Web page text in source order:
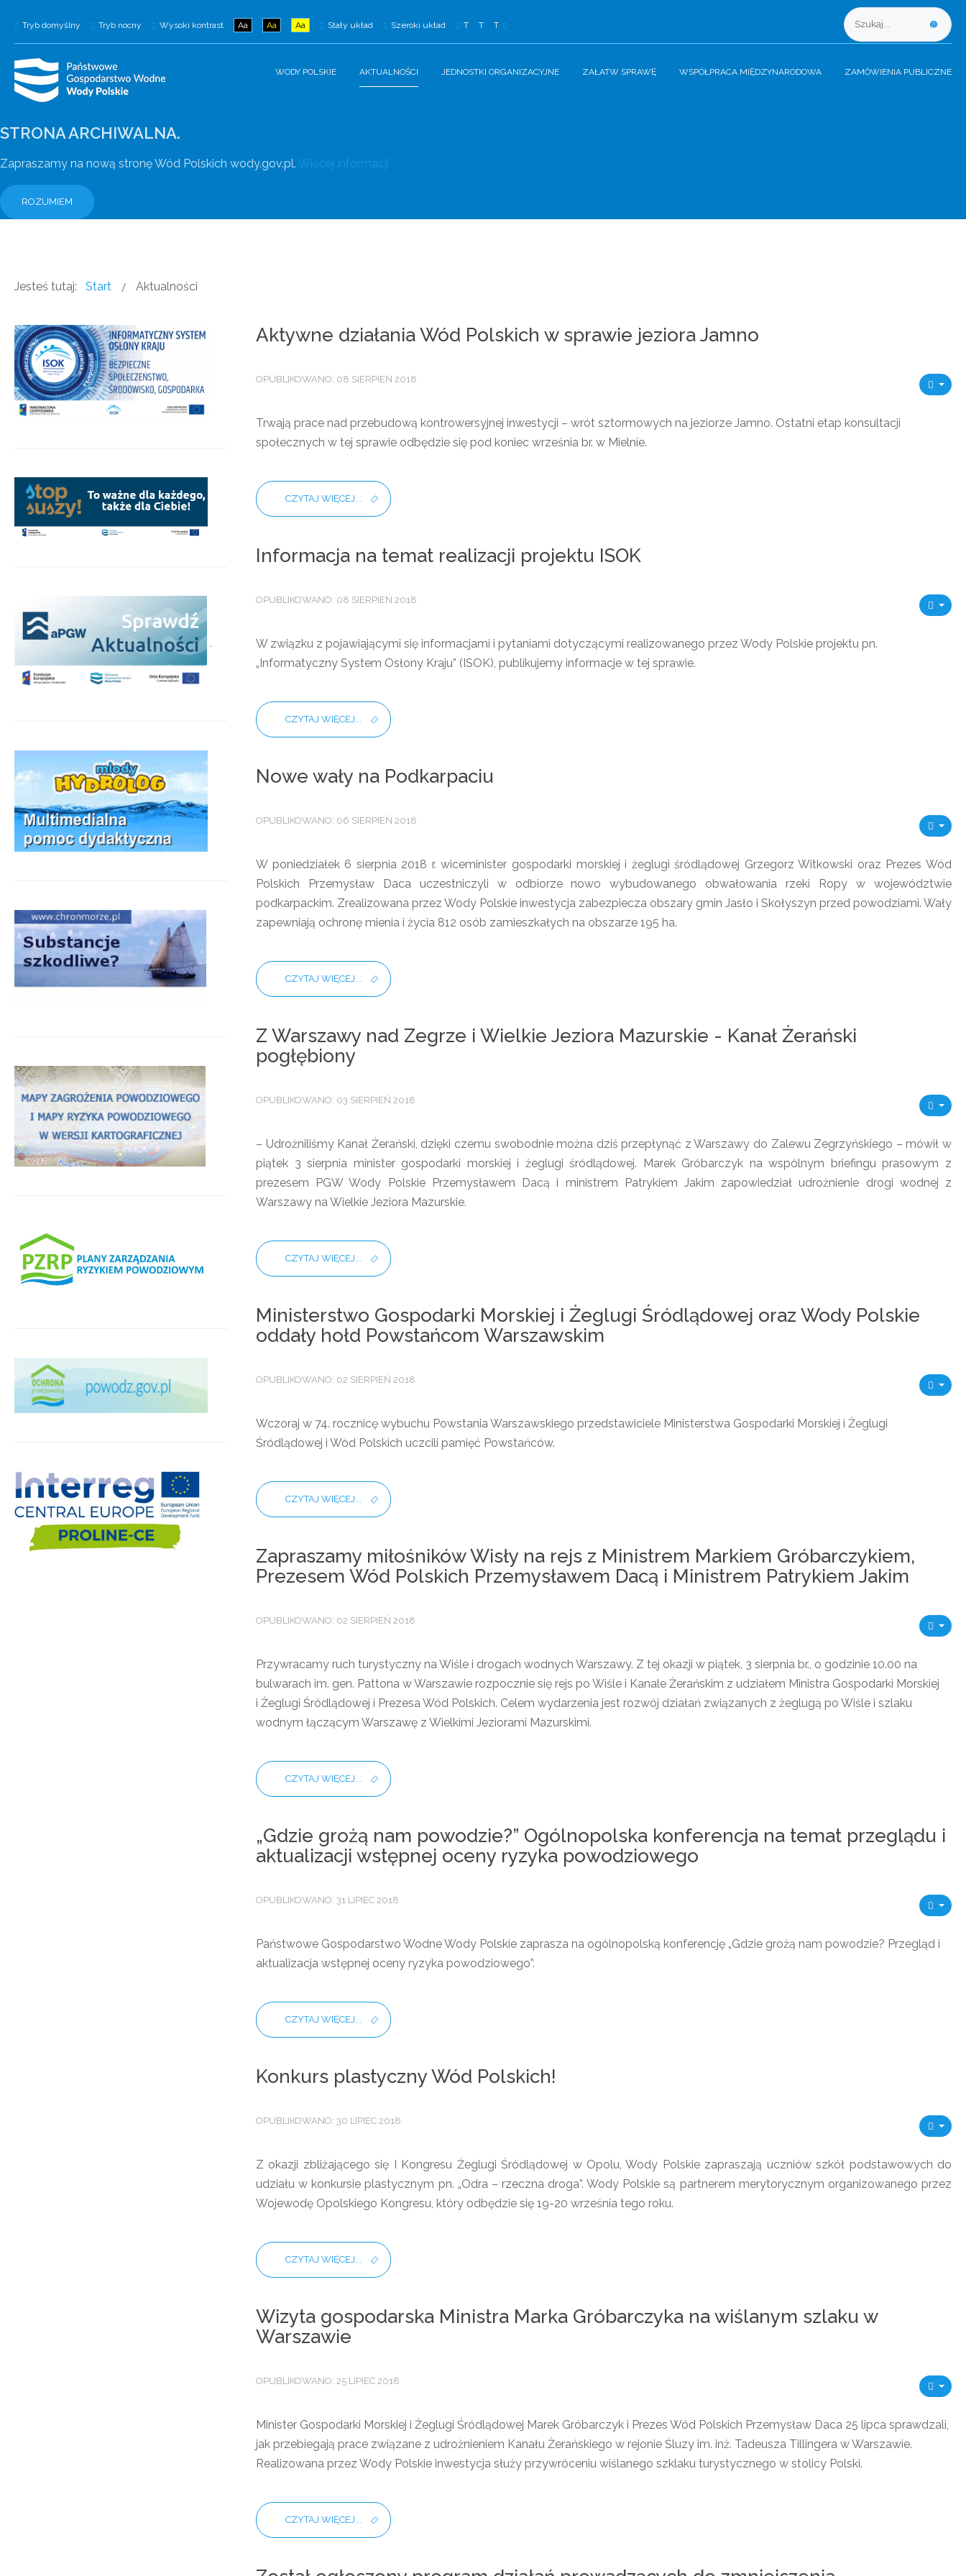
Tryb domyślny Tryb nocny Wysoki kontrast Aa Aa Aa Stały układ Szeroki układ T T T
WODY POLSKIE AKTUALNOŚCI JEDNOSTKI ORGANIZACYJNE ZAŁATW SPRAWĘ WSPÓŁPRACA MIĘDZYNARODOWA ZAMÓWIENIA PUBLICZNE
STRONA ARCHIWALNA.
Zapraszamy na nową stronę Wód Polskich wody.gov.pl. Więcej informacji
ROZUMIEM
Jesteś tutaj: Start Aktualności
Aktywne działania Wód Polskich w sprawie jeziora Jamno
OPUBLIKOWANO: 08 SIERPIEŃ 2018
Trwają prace nad przebudową kontrowersyjnej inwestycji – wrót sztormowych na jeziorze Jamno. Ostatni etap konsultacji
społecznych w tej sprawie odbędzie się pod koniec września br. w Mielnie.
CZYTAJ WIĘCEJ...
Informacja na temat realizacji projektu ISOK
OPUBLIKOWANO: 08 SIERPIEŃ 2018
W związku z pojawiającymi się informacjami i pytaniami dotyczącymi realizowanego przez Wody Polskie projektu pn.
„Informatyczny System Osłony Kraju” (ISOK), publikujemy informacje w tej sprawie.
CZYTAJ WIĘCEJ...
Nowe wały na Podkarpaciu
OPUBLIKOWANO: 06 SIERPIEŃ 2018
W poniedziałek 6 sierpnia 2018 r. wiceminister gospodarki morskiej i żeglugi śródlądowej Grzegorz Witkowski oraz Prezes Wód
Polskich Przemysław Daca uczestniczyli w odbiorze nowo wybudowanego obwałowania rzeki Ropy w województwie
podkarpackim. Zrealizowana przez Wody Polskie inwestycja zabezpiecza obszary gmin Jasło i Skołyszyn przed powodziami. Wały
zapewniają ochronę mienia i życia 812 osób zamieszkałych na obszarze 195 ha.
CZYTAJ WIĘCEJ...
Z Warszawy nad Zegrze i Wielkie Jeziora Mazurskie - Kanał Żerański
pogłębiony
OPUBLIKOWANO: 03 SIERPIEŃ 2018
– Udrożniliśmy Kanał Żerański, dzięki czemu swobodnie można dziś przepłynąć z Warszawy do Zalewu Zegrzyńskiego – mówił w
piątek 3 sierpnia minister gospodarki morskiej i żeglugi śródlądowej. Marek Gróbarczyk na wspólnym briefingu prasowym z
prezesem PGW Wody Polskie Przemysławem Dacą i ministrem Patrykiem Jakim zapowiedział udrożnienie drogi wodnej z
Warszawy na Wielkie Jeziora Mazurskie.
CZYTAJ WIĘCEJ...
Ministerstwo Gospodarki Morskiej i Żeglugi Śródlądowej oraz Wody Polskie
oddały hołd Powstańcom Warszawskim
OPUBLIKOWANO: 02 SIERPIEŃ 2018
Wczoraj w 74. rocznicę wybuchu Powstania Warszawskiego przedstawiciele Ministerstwa Gospodarki Morskiej i Żeglugi
Śródlądowej i Wód Polskich uczcili pamięć Powstańców.
CZYTAJ WIĘCEJ...
Zapraszamy miłośników Wisły na rejs z Ministrem Markiem Gróbarczykiem,
Prezesem Wód Polskich Przemysławem Dacą i Ministrem Patrykiem Jakim
OPUBLIKOWANO: 02 SIERPIEŃ 2018
Przywracamy ruch turystyczny na Wiśle i drogach wodnych Warszawy. Z tej okazji w piątek, 3 sierpnia br., o godzinie 10.00 na
bulwarach im. gen. Pattona w Warszawie rozpocznie się rejs po Wiśle i Kanale Żerańskim z udziałem Ministra Gospodarki Morskiej
i Żeglugi Śródlądowej i Prezesa Wód Polskich. Celem wydarzenia jest rozwój działań związanych z żeglugą po Wiśle i szlaku
wodnym łączącym Warszawę z Wielkimi Jeziorami Mazurskimi.
CZYTAJ WIĘCEJ...
„Gdzie grożą nam powodzie?” Ogólnopolska konferencja na temat przeglądu i
aktualizacji wstępnej oceny ryzyka powodziowego
OPUBLIKOWANO: 31 LIPIEC 2018
Państwowe Gospodarstwo Wodne Wody Polskie zaprasza na ogólnopolską konferencję „Gdzie grożą nam powodzie? Przegląd i
aktualizacja wstępnej oceny ryzyka powodziowego”.
CZYTAJ WIĘCEJ...
Konkurs plastyczny Wód Polskich!
OPUBLIKOWANO: 30 LIPIEC 2018
Z okazji zbliżającego się I Kongresu Żeglugi Śródlądowej w Opolu, Wody Polskie zapraszają uczniów szkół podstawowych do
udziału w konkursie plastycznym pn. „Odra – rzeczna droga”. Wody Polskie są partnerem merytorycznym organizowanego przez
Wojewodę Opolskiego Kongresu, który odbędzie się 19-20 września tego roku.
CZYTAJ WIĘCEJ...
Wizyta gospodarska Ministra Marka Gróbarczyka na wiślanym szlaku w
Warszawie
OPUBLIKOWANO: 25 LIPIEC 2018
Minister Gospodarki Morskiej i Żeglugi Śródlądowej Marek Gróbarczyk i Prezes Wód Polskich Przemysław Daca 25 lipca sprawdzali,
jak przebiegają prace związane z udrożnieniem Kanału Żerańskiego w rejonie Śluzy im. inż. Tadeusza Tillingera w Warszawie.
Realizowana przez Wody Polskie inwestycja służy przywróceniu wiślanego szklaku turystycznego w stolicy Polski.
CZYTAJ WIĘCEJ...
.